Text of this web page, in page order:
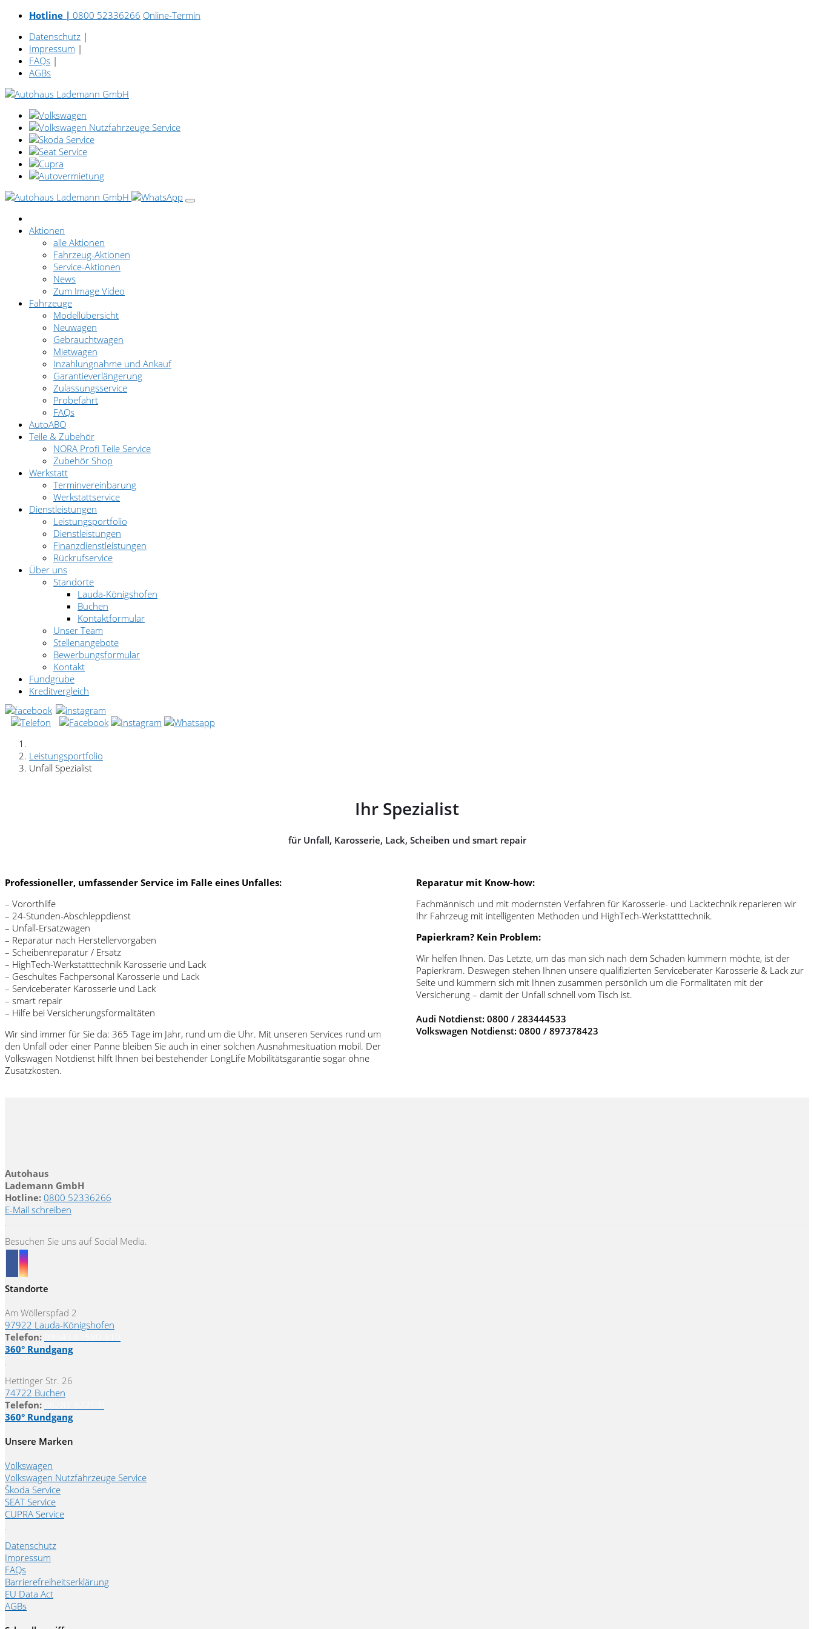
Hotline | 0800 52336266 Online-Termin
Datenschutz |
Impressum |
FAQs |
AGBs
Aktionen
alle Aktionen
Fahrzeug-Aktionen
Service-Aktionen
News
Zum Image Video
Fahrzeuge
Modellübersicht
Neuwagen
Gebrauchtwagen
Mietwagen
Inzahlungnahme und Ankauf
Garantieverlängerung
Zulassungsservice
Probefahrt
FAQs
AutoABO
Teile & Zubehör
NORA Profi Teile Service
Zubehör Shop
Werkstatt
Terminvereinbarung
Werkstattservice
Dienstleistungen
Leistungsportfolio
Dienstleistungen
Finanzdienstleistungen
Rückrufservice
Über uns
Standorte
Lauda-Königshofen
Buchen
Kontaktformular
Unser Team
Stellenangebote
Bewerbungsformular
Kontakt
Fundgrube
Kreditvergleich
Leistungsportfolio
Unfall Spezialist
Ihr Spezialist
für Unfall, Karosserie, Lack, Scheiben und smart repair
Professioneller, umfassender Service im Falle eines Unfalles:
– Vororthilfe
– 24-Stunden-Abschleppdienst
– Unfall-Ersatzwagen
– Reparatur nach Herstellervorgaben
– Scheibenreparatur / Ersatz
– HighTech-Werkstatttechnik Karosserie und Lack
– Geschultes Fachpersonal Karosserie und Lack
– Serviceberater Karosserie und Lack
– smart repair
– Hilfe bei Versicherungsformalitäten
Wir sind immer für Sie da: 365 Tage im Jahr, rund um die Uhr. Mit unseren Services rund um
den Unfall oder einer Panne bleiben Sie auch in einer solchen Ausnahmesituation mobil. Der
Volkswagen Notdienst hilft Ihnen bei bestehender LongLife Mobilitätsgarantie sogar ohne
Zusatzkosten.
Reparatur mit Know-how:
Fachmännisch und mit modernsten Verfahren für Karosserie- und Lacktechnik reparieren wir
Ihr Fahrzeug mit intelligenten Methoden und HighTech-Werkstatttechnik.
Papierkram? Kein Problem:
Wir helfen Ihnen. Das Letzte, um das man sich nach dem Schaden kümmern möchte, ist der
Papierkram. Deswegen stehen Ihnen unsere qualifizierten Serviceberater Karosserie & Lack zur
Seite und kümmern sich mit Ihnen zusammen persönlich um die Formalitäten mit der
Versicherung – damit der Unfall schnell vom Tisch ist.
Audi Notdienst: 0800 / 283444533
Volkswagen Notdienst: 0800 / 897378423
Autohaus
Lademann GmbH
Hotline: 0800 52336266
E-Mail schreiben
Besuchen Sie uns auf Social Media.
Standorte
Am Wöllerspfad 2
97922 Lauda-Königshofen
Telefon:
360° Rundgang
Hettinger Str. 26
74722 Buchen
Telefon:
360° Rundgang
Unsere Marken
Volkswagen
Volkswagen Nutzfahrzeuge Service
Škoda Service
SEAT Service
CUPRA Service
Datenschutz
Impressum
FAQs
Barrierefreiheitserklärung
EU Data Act
AGBs